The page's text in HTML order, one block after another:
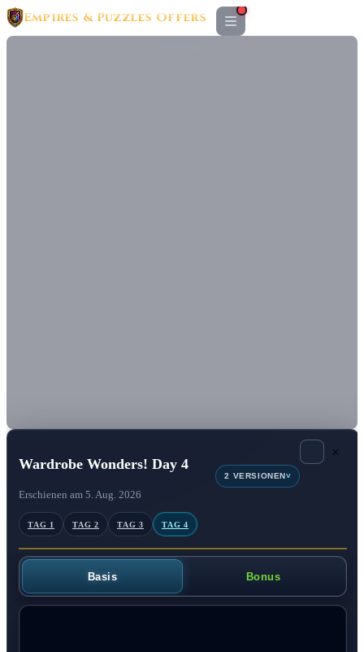
Empires & Puzzles Offers
Wardrobe Wonders! Day 4
Erschienen am 5. Aug. 2026
×
2 VERSIONENv
TAG 1 TAG 2 TAG 3 TAG 4
Basis Bonus